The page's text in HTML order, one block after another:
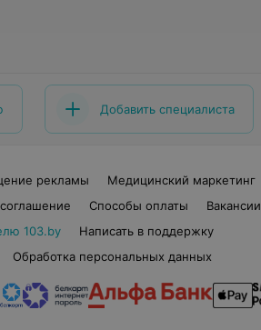
Добавить специалиста
рекламы
Медицинский маркетинг
Способы оплаты
Вакансии
103.by
Написать в поддержку
Обработка персональных данных